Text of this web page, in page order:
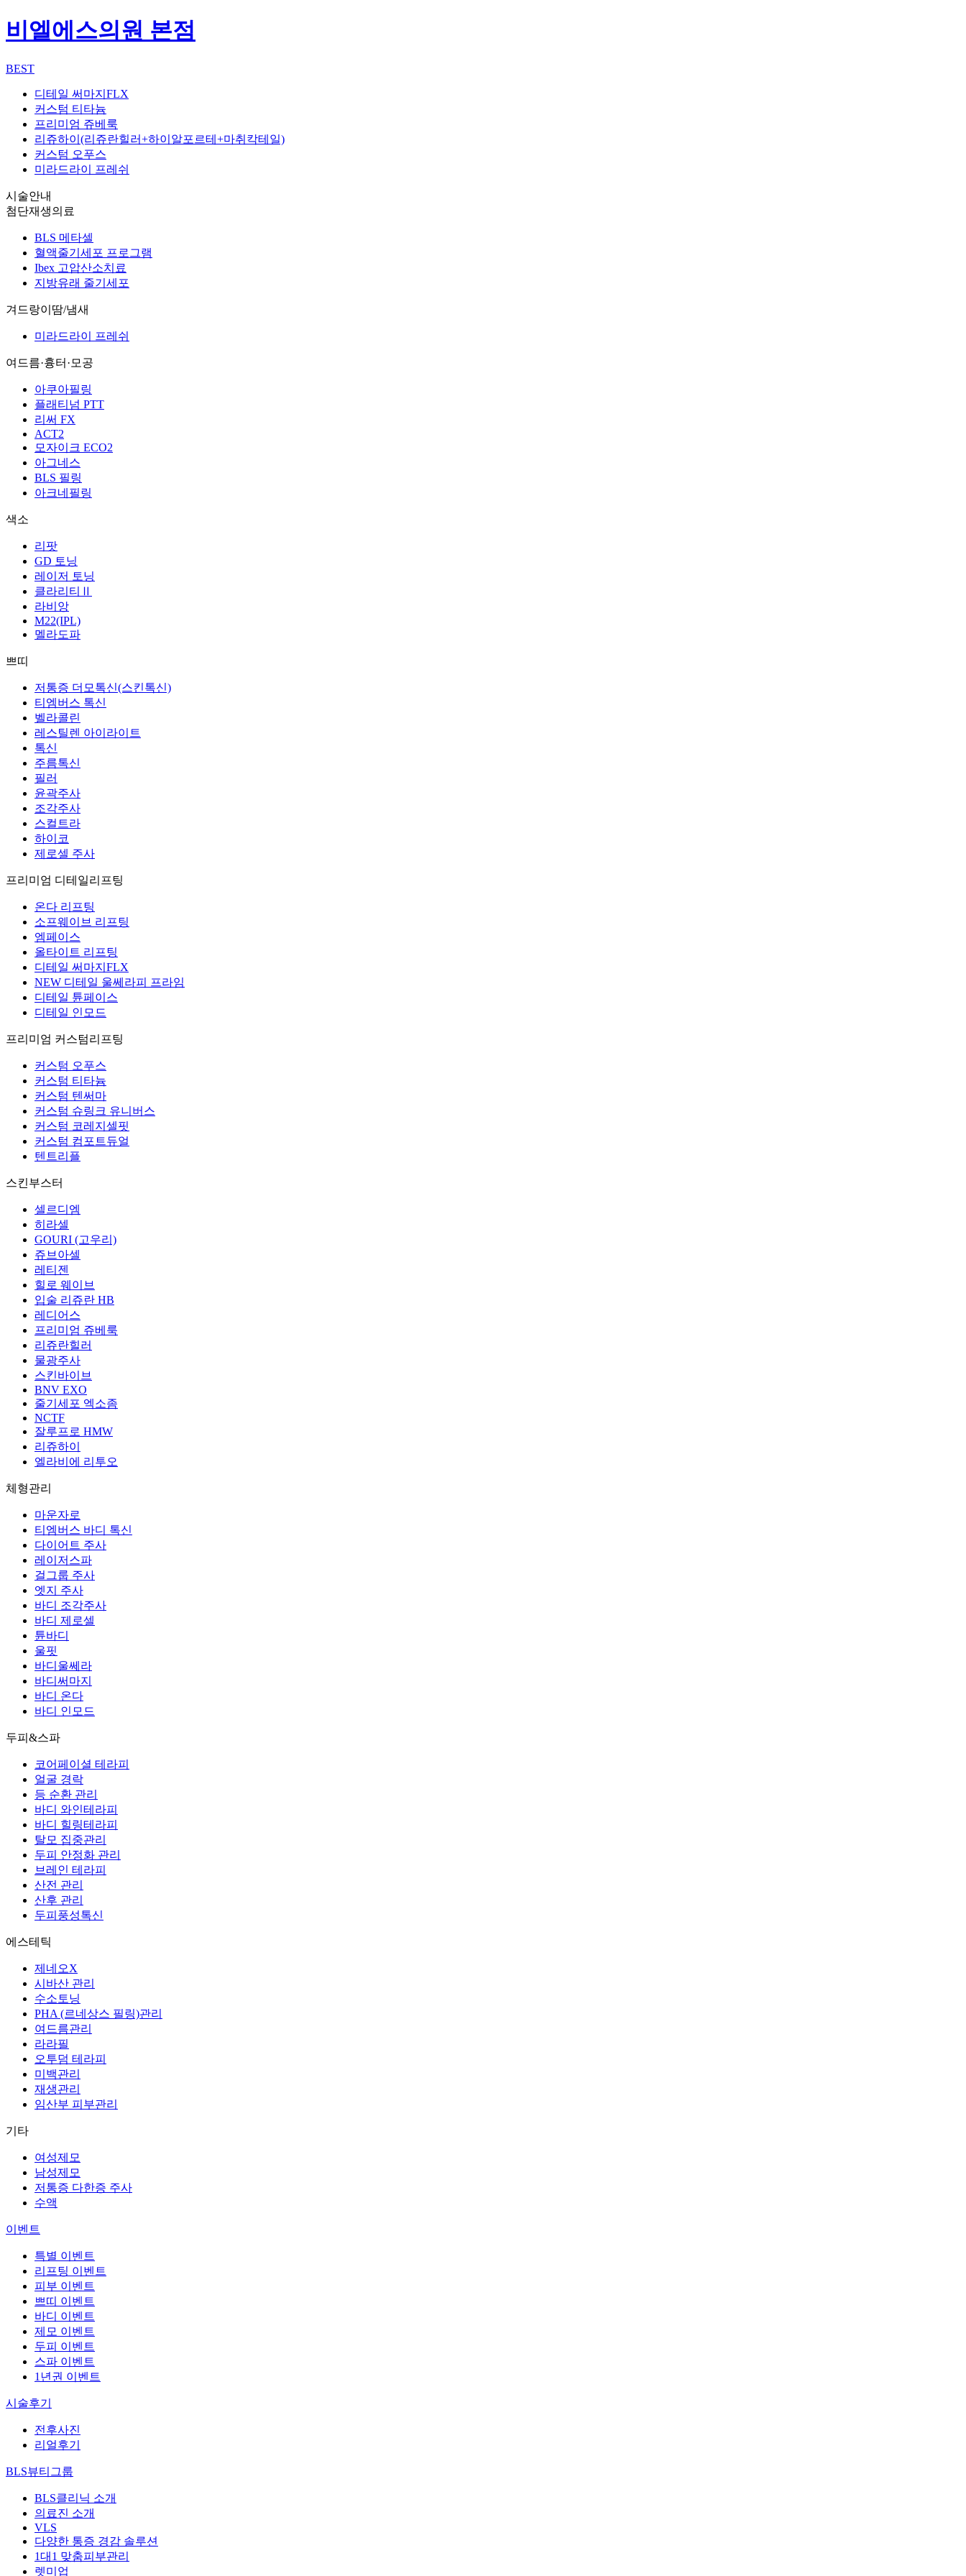
비엘에스의원 본점
BEST
디테일 써마지FLX
커스텀 티타늄
프리미엄 쥬베룩
리쥬하이(리쥬란힐러+하이알포르테+마취칵테일)
커스텀 오푸스
미라드라이 프레쉬
시술안내
첨단재생의료
BLS 메타셀
혈액줄기세포 프로그램
Ibex 고압산소치료
지방유래 줄기세포
겨드랑이땀/냄새
미라드라이 프레쉬
여드름·흉터·모공
아쿠아필링
플래티넘 PTT
리써 FX
ACT2
모자이크 ECO2
아그네스
BLS 필링
아크네필링
색소
리팟
GD 토닝
레이저 토닝
클라리티Ⅱ
라비앙
M22(IPL)
멜라도파
쁘띠
저통증 더모톡신(스킨톡신)
티엠버스 톡신
벨라콜린
레스틸렌 아이라이트
톡신
주름톡신
필러
윤곽주사
조각주사
스컬트라
하이코
제로셀 주사
프리미엄 디테일리프팅
온다 리프팅
소프웨이브 리프팅
엠페이스
올타이트 리프팅
디테일 써마지FLX
NEW 디테일 울쎄라피 프라임
디테일 튠페이스
디테일 인모드
프리미엄 커스텀리프팅
커스텀 오푸스
커스텀 티타늄
커스텀 텐써마
커스텀 슈링크 유니버스
커스텀 코레지셀핏
커스텀 컴포트듀얼
텐트리플
스킨부스터
셀르디엠
히라셀
GOURI (고우리)
쥬브아셀
레티젠
힐로 웨이브
입술 리쥬란 HB
레디어스
프리미엄 쥬베룩
리쥬란힐러
물광주사
스킨바이브
BNV EXO
줄기세포 엑소좀
NCTF
잘루프로 HMW
리쥬하이
엘라비에 리투오
체형관리
마운자로
티엠버스 바디 톡신
다이어트 주사
레이저스파
걸그룹 주사
엣지 주사
바디 조각주사
바디 제로셀
튠바디
울핏
바디울쎄라
바디써마지
바디 온다
바디 인모드
두피&스파
코어페이셜 테라피
얼굴 경락
등 순환 관리
바디 와인테라피
바디 힐링테라피
탈모 집중관리
두피 안정화 관리
브레인 테라피
산전 관리
산후 관리
두피풍성톡신
에스테틱
제네오X
시바산 관리
수소토닝
PHA (르네상스 필링)관리
여드름관리
라라필
오투덤 테라피
미백관리
재생관리
임산부 피부관리
기타
여성제모
남성제모
저통증 다한증 주사
수액
이벤트
특별 이벤트
리프팅 이벤트
피부 이벤트
쁘띠 이벤트
바디 이벤트
제모 이벤트
두피 이벤트
스파 이벤트
1년권 이벤트
시술후기
전후사진
리얼후기
BLS뷰티그룹
BLS클리닉 소개
의료진 소개
VLS
다양한 통증 경감 솔루션
1대1 맞춤피부관리
렛미업